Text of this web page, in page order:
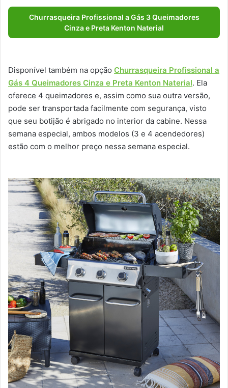
Churrasqueira Profissional a Gás 3 Queimadores
Cinza e Preta Kenton Naterial
Disponível também na opção Churrasqueira Profissional a
Gás 4 Queimadores Cinza e Preta Kenton Naterial. Ela
oferece 4 queimadores e, assim como sua outra versão,
pode ser transportada facilmente com segurança, visto
que seu botijão é abrigado no interior da cabine. Nessa
semana especial, ambos modelos (3 e 4 acendedores)
estão com o melhor preço nessa semana especial.